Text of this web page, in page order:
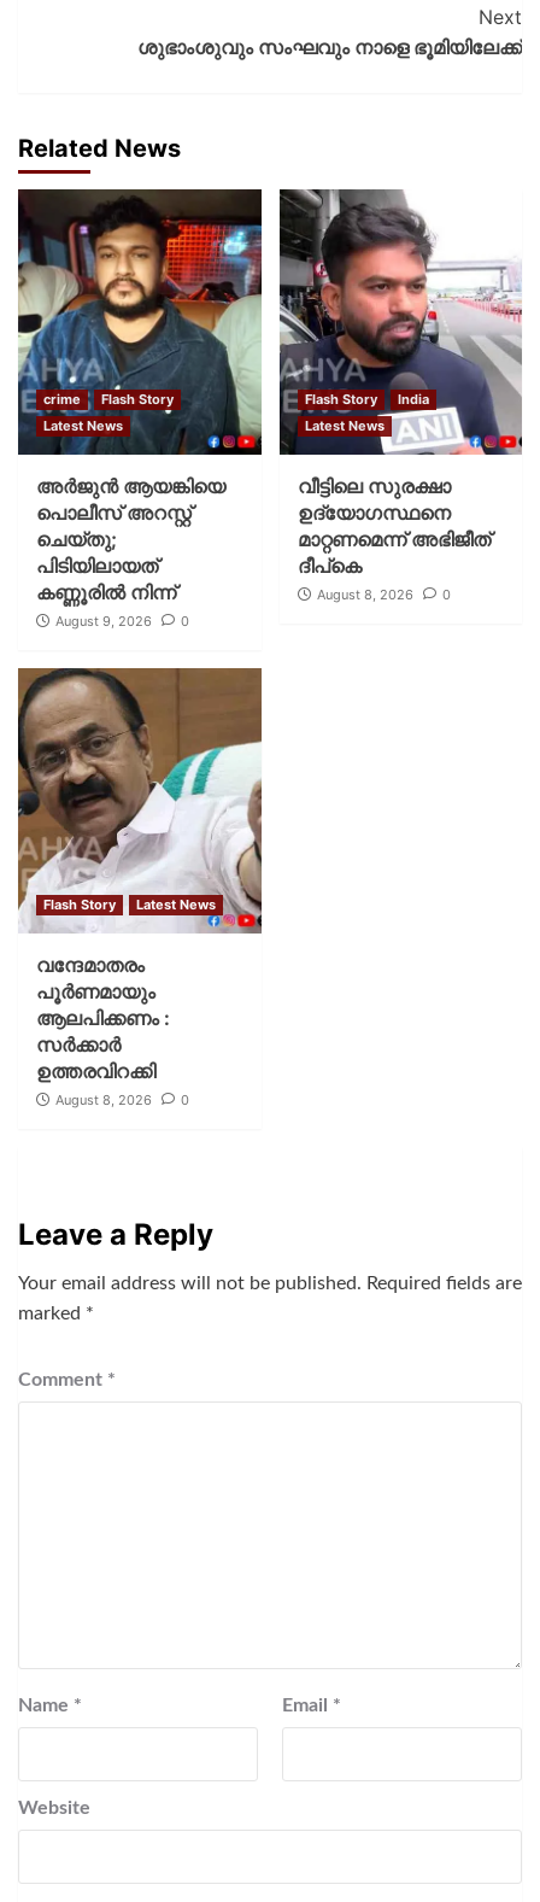
Next
ശുഭാംശുവും സംഘവും നാളെ ഭൂമിയിലേക്ക്
Related News
crime
Flash Story
Latest News
അർജുൻ ആയങ്കിയെ
പൊലീസ് അറസ്റ്റ്
ചെയ്‌തു;
പിടിയിലായത്
കണ്ണൂരിൽ നിന്ന്
August 9, 2026 0
Flash Story
India
Latest News
വീട്ടിലെ സുരക്ഷാ
ഉദ്യോഗസ്ഥനെ
മാറ്റണമെന്ന് അഭിജീത്
ദീപ്‌കെ
August 8, 2026 0
Flash Story Latest News
വന്ദേമാതരം
പൂര്‍ണമായും
ആലപിക്കണം :
സര്‍ക്കാര്‍
ഉത്തരവിറക്കി
August 8, 2026 0
Leave a Reply
Your email address will not be published. Required fields are
marked *
Comment *
Name * Email *
Website